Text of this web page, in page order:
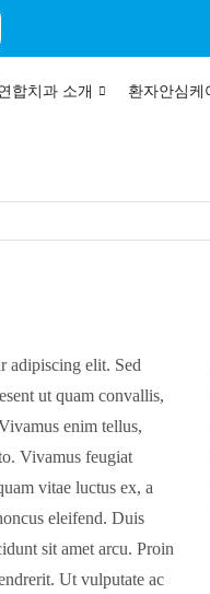
합치과 소개 환자안심케
adipiscing elit. Sed
ut quam convallis,
enim tellus,
Vivamus feugiat
vitae luctus ex, a
eleifend. Duis
sit amet arcu. Proin
Ut vulputate ac
placerat volutpat
ac pellentesque
luctus volutpat, ante
sapien eu tortor.
orci luctus et ultrices
sed mauris mattis